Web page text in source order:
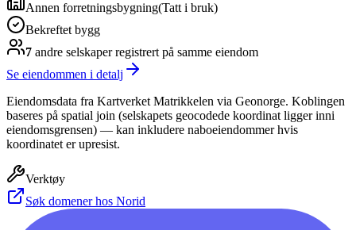
Annen forretningsbygning(Tatt i bruk)
Bekreftet bygg
7 andre selskaperregistrert på samme eiendom
Se eiendommen i detalj
Eiendomsdata fra Kartverket Matrikkelen via Geonorge. Koblingen
baseres på spatial join (selskapets geocodede koordinat ligger inni
eiendomsgrensen) — kan inkludere naboeiendommer hvis
koordinatet er upresist.
Verktøy
Søk domener hos Norid